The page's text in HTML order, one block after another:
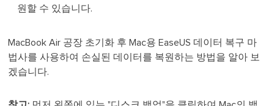
원할 수 있습니다.
MacBook Air 공장 초기화 후 Mac용 EaseUS 데이터 복구 마
법사를 사용하여 손실된 데이터를 복원하는 방법을 알아 보
겠습니다.